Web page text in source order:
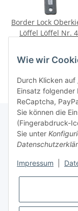
Border Lock
Löffel Löffel Nr.
Rechtliche Hinweise
Wie wir
Durch Klicken auf
Einsatz folgender
ReCaptcha,
Sie können die
(Fingerabdruck-
Sie unter
Impressum